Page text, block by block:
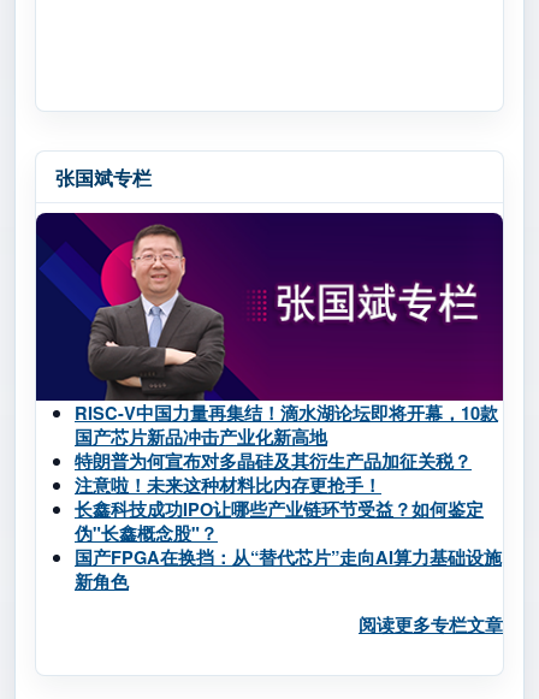
张国斌专栏
RISC-V中国力量再集结！滴水湖论坛即将开幕，10款
国产芯片新品冲击产业化新高地
特朗普为何宣布对多晶硅及其衍生产品加征关税？
注意啦！未来这种材料比内存更抢手！
长鑫科技成功IPO让哪些产业链环节受益？如何鉴定
伪"长鑫概念股"？
国产FPGA在换挡：从“替代芯片”走向AI算力基础设施
新角色
阅读更多专栏文章